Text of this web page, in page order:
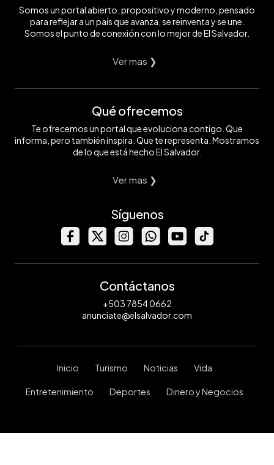
Somos un portal abierto, propositivo y moderno, pensado
para reflejar a un país que avanza, se reinventa y se une.
Somos el punto de conexión con lo mejor de El Salvador.
Ver mas ❯
Qué ofrecemos
Te ofrecemos un portal que evoluciona contigo. Que
informa, pero también inspira. Que te representa. Mostramos
de lo que está hecho El Salvador.
Ver mas ❯
Síguenos
Contáctanos
+503 7854 0662
anunciate@elsalvador.com
Inicio Turismo Noticias Vida
Entretenimiento Deportes Dinero y Negocios